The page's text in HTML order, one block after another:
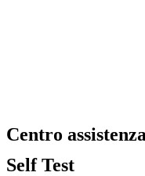
Centro
Self Test